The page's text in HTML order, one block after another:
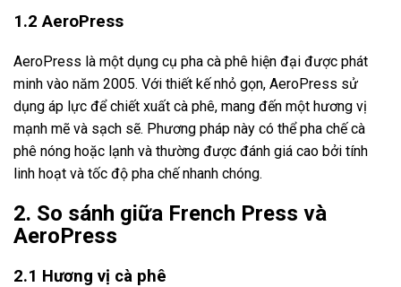
1.2 AeroPress
AeroPress là một dụng cụ pha cà phê hiện đại được phát
minh vào năm 2005. Với thiết kế nhỏ gọn, AeroPress sử
dụng áp lực để chiết xuất cà phê, mang đến một hương vị
mạnh mẽ và sạch sẽ. Phương pháp này có thể pha chế cà
phê nóng hoặc lạnh và thường được đánh giá cao bởi tính
linh hoạt và tốc độ pha chế nhanh chóng.
2. So sánh giữa French Press và
AeroPress
2.1 Hương vị cà phê